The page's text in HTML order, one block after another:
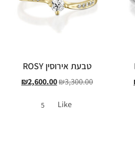
טבעת אירוסין ROSY
₪3,300.00
₪2,600.00
Like